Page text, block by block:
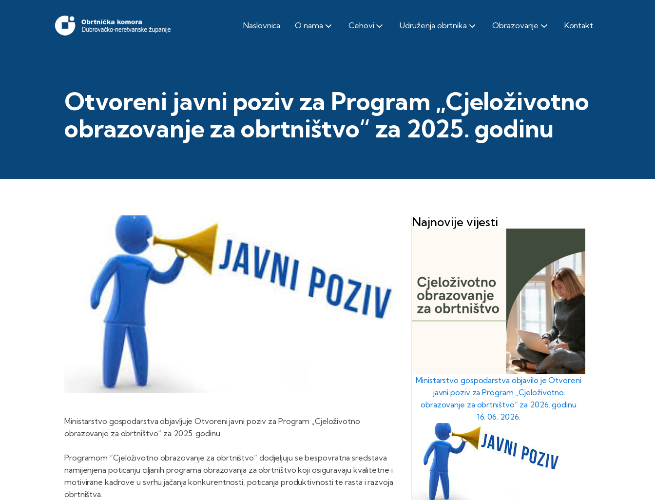
Naslovnica O nama Cehovi Udruženja obrtnika Obrazovanje Kontakt
Otvoreni javni poziv za Program „Cjeloživotno
obrazovanje za obrtništvo“ za 2025. godinu
Ministarstvo gospodarstva objavljuje Otvoreni javni poziv za Program „Cjeloživotno
obrazovanje za obrtništvo“ za 2025. godinu.
Programom “Cjeloživotno obrazovanje za obrtništvo“ dodjeljuju se bespovratna sredstava
namijenjena poticanju ciljanih programa obrazovanja za obrtništvo koji osiguravaju kvalitetne i
motivirane kadrove u svrhu jačanja konkurentnosti, poticanja produktivnosti te rasta i razvoja
obrtništva.
Najnovije vijesti
Ministarstvo gospodarstva objavilo je Otvoreni
javni poziv za Program „Cjeloživotno
obrazovanje za obrtništvo“ za 2026. godinu
16. 06. 2026.